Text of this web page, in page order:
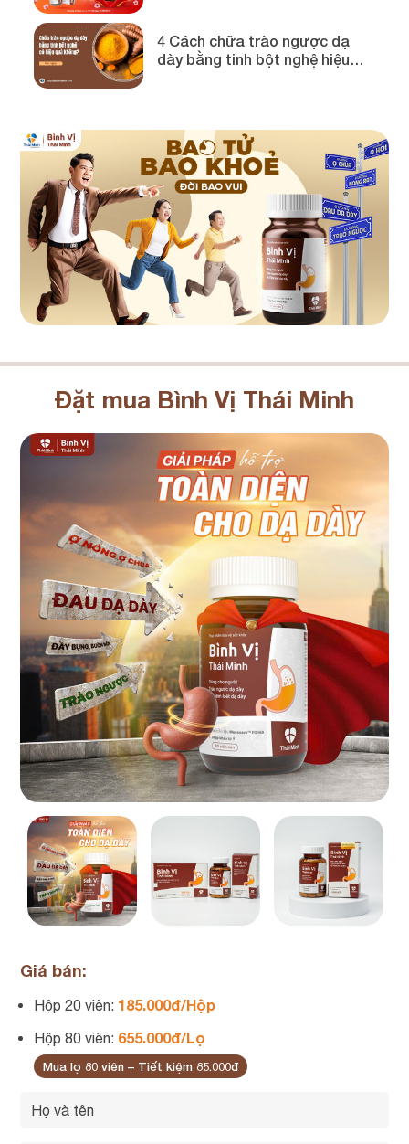
4 Cách chữa trào ngược dạ
dày bằng tinh bột nghệ hiệu
Đặt mua Bình Vị Thái Minh
Giá bán:
Hộp 20 viên: 185.000đ/Hộp
Hộp 80 viên: 655.000đ/Lọ
Mua lọ 80 viên – Tiết kiệm 85.000đ